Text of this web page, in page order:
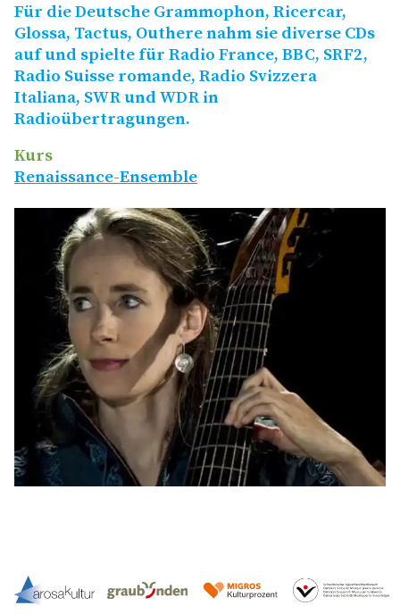
Für die Deutsche Grammophon, Ricercar,
Glossa, Tactus, Outhere nahm sie diverse CDs
auf und spielte für Radio France, BBC, SRF2,
Radio Suisse romande, Radio Svizzera
Italiana, SWRundWDR in
Radioübertragungen.
Kurs
Renaissance-Ensemble